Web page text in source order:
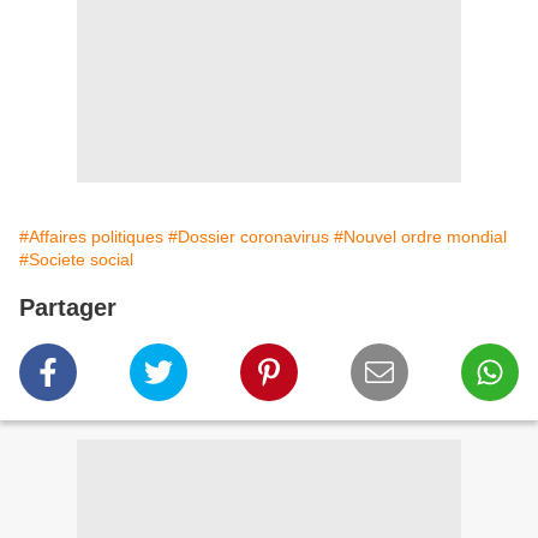
#Affaires politiques #Dossier coronavirus #Nouvel ordre mondial
#Societe social
Partager